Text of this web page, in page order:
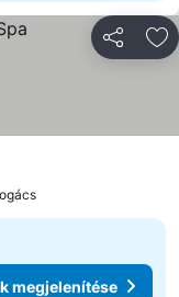
megjelenítése